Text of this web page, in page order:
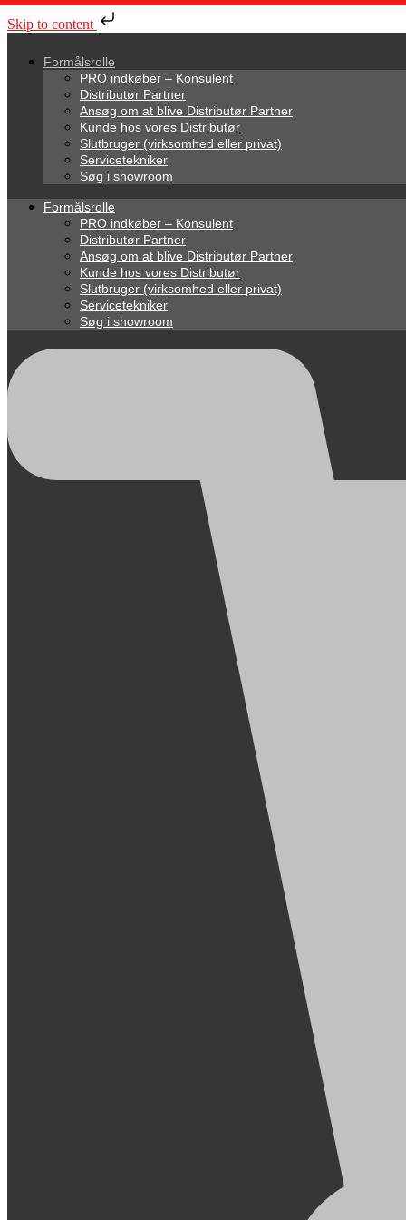
Skip to content
Formålsrolle
PRO indkøber – Konsulent
Distributør Partner
Ansøg om at blive Distributør Partner
Kunde hos vores Distributør
Slutbruger (virksomhed eller privat)
Servicetekniker
Søg i showroom
Formålsrolle
PRO indkøber – Konsulent
Distributør Partner
Ansøg om at blive Distributør Partner
Kunde hos vores Distributør
Slutbruger (virksomhed eller privat)
Servicetekniker
Søg i showroom